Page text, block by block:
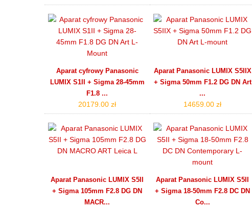
Aparat cyfrowy Panasonic
LUMIX S1II + Sigma 28-45mm
F1.8 ...
20179.00 zł
Aparat Panasonic LUMIX S5IIX
+ Sigma 50mm F1.2 DG DN Art
...
14659.00 zł
Aparat Panasonic LUMIX S5II
+ Sigma 105mm F2.8 DG DN
MACR...
Aparat Panasonic LUMIX S5II
+ Sigma 18-50mm F2.8 DC DN
Co...